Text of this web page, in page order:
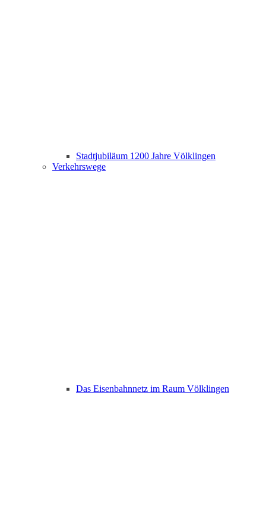
Stadtjubiläum 1200 Jahre Völklingen
Verkehrswege
Das Eisenbahnnetz im Raum Völklingen